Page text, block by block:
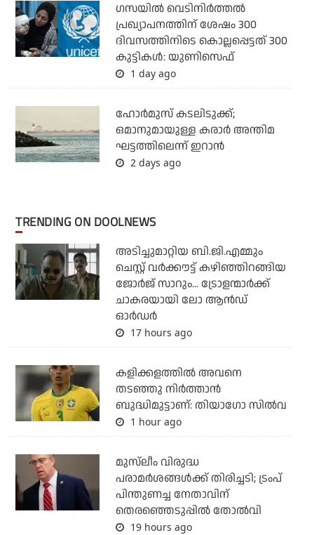
ഗസയില്‍ വെടിനിര്‍ത്തല്‍
പ്രഖ്യാപനത്തിന് ശേഷം 300
ദിവസത്തിനിടെ കൊല്ലപ്പെട്ടത് 300
കുട്ടികള്‍: യുണിസെഫ്
1 day ago
ഹോര്‍മുസ് കടലിടുക്ക്;
ഒമാനുമായുള്ള കരാര്‍ അന്തിമ
ഘട്ടത്തിലെന്ന് ഇറാന്‍
2 days ago
TRENDING ON DOOLNEWS
അടിച്ചുമാറ്റിയ ബി.ജി.എമ്മും
ചെസ്റ്റ് വര്‍ക്കൗട്ട് കഴിഞ്ഞിറങ്ങിയ
ജോര്‍ജ് സാറും... ട്രോളന്മാര്‍ക്ക്
ചാകരയായി ലോ ആന്‍ഡ്
ഓര്‍ഡര്‍
17 hours ago
കളിക്കളത്തില്‍ അവനെ
തടഞ്ഞു നിര്‍ത്താന്‍
ബുദ്ധിമുട്ടാണ്: തിയാഗോ സില്‍വ
1 hour ago
മുസ്‌ലീം വിരുദ്ധ
പരാമര്‍ശങ്ങള്‍ക്ക് തിരിച്ചടി; ട്രംപ്
പിന്തുണച്ച നേതാവിന്
തെരഞ്ഞെടുപ്പില്‍ തോല്‍വി
19 hours ago